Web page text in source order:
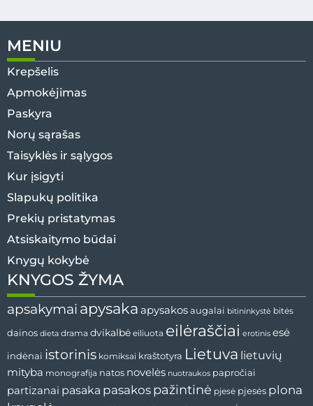
MENIU
Krepšelis
Apmokėjimas
Paskyra
Norų sąrašas
Taisyklės ir sąlygos
Kur įsigyti
Slapukų politika
Prekių pristatymas
Atsiskaitymo būdai
Knygų kokybė
KNYGOS ŽYMA
apsakymai apysaka apysakos augalai bitininkystė bitės
dainos dieta drama dvikalbė eiliuota eilėraščiai erotinis esė
indėnai istorinis komiksai kraštotyra Lietuva lietuvių
mityba monografija natos novelės nuotraukos papročiai
partizanai pasaka pasakos pažintinė pjesė pjesės plona